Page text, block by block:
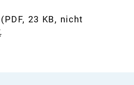
BSE:
Fleischhygienerechtliche
(PDF, 23 KB, nicht